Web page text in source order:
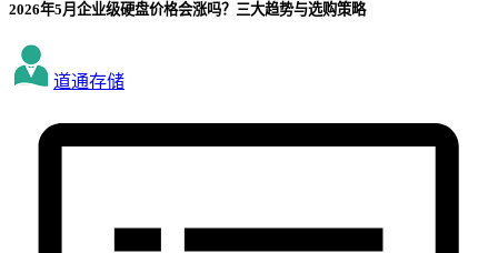
2026年5月企业级硬盘价格会涨吗？三大趋势与选购策略
道通存储